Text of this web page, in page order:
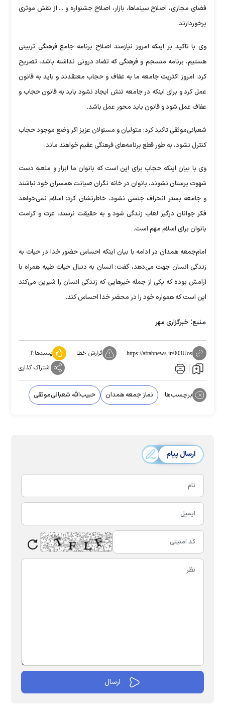
فضای مجازی، اصلاح سینماها، بازار، اصلاح جشنواره و ... از نقش موثری
برخوردارند.
وی با تاکید بر اینکه امروز نیازمند اصلاح برنامه جامع فرهنگی تربیتی
هستیم، برنامه منسجم و فرهنگی که تضاد درونی نداشته باشد، تصریح
کرد: امروز اکثریت جامعه ما به عفاف و حجاب معتقدند و باید به قانون
عمل کرد و برای اینکه در جامعه تنش ایجاد نشود باید به قانون حجاب و
عفاف عمل شود و قانون باید محور عمل باشد.
شعبانی‌موثقی تاکید کرد: متولیان و مسئولان عزیز اگر وضع موجود حجاب
کنترل نشود، به طور قطع برنامه‌های فرهنگی عقیم خواهند ماند.
وی با بیان اینکه حجاب برای این است که بانوان ما ابزار و ملعبه دست
شهوت پرستان نشوند، بانوان در خانه نگران صیانت همسران خود نباشند
و جامعه بستر انحراف جنسی نشود، خاطرنشان کرد: اسلام نمی‌خواهد
فکر جوانان درگیر لعاب زندگی شود و به حقیقت نرسند، عزت و کرامت
بانوان برای اسلام مهم است.
امام‌جمعه همدان در ادامه با بیان اینکه احساس حضور خدا در حیات به
زندگی انسان جهت می‌دهد، گفت: انسان به دنبال حیات طیبه همراه با
آرامش بوده که یکی از جمله خیر‌هایی که زندگی انسان را شیرین می‌کند
این است که همواره خود را در محضر خدا احساس کند.
منبع: خبرگزاری مهر
https://aftabnews.ir/003Uos گزارش خطا پسندها:۲
اشتراک گذاری
برچسب‌ها: نماز جمعه همدان حبیب‌الله شعبانی‌موثقی
ارسال پیام